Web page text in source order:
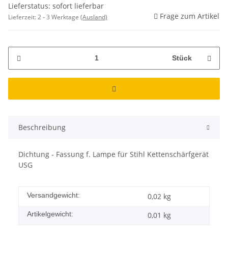
Lieferstatus: sofort lieferbar
Lieferzeit:2 - 3 Werktage (Ausland) Frage zum Artikel
Stück
Beschreibung
Dichtung - Fassung f. Lampe für Stihl Kettenschärfgerät
USG
Versandgewicht: 0,02 kg
Artikelgewicht: 0,01 kg